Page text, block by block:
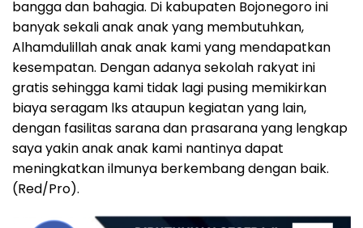
bangga dan bahagia. Di kabupaten Bojonegoro ini
banyak sekali anak anak yang membutuhkan,
Alhamdulillah anak anak kami yang mendapatkan
kesempatan. Dengan adanya sekolah rakyat ini
gratis sehingga kami tidak lagi pusing memikirkan
biaya seragam lks ataupun kegiatan yang lain,
dengan fasilitas sarana dan prasarana yang lengkap
saya yakin anak anak kami nantinya dapat
meningkatkan ilmunya berkembang dengan baik.
(Red/Pro).